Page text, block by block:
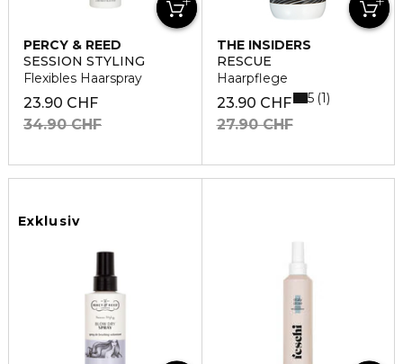
PERCY & REED
SESSION STYLING
Flexibles Haarspray
23.90 CHF
34.90 CHF
THE INSIDERS
RESCUE
Haarpflege
23.90 CHF
27.90 CHF
5 1
Exklusiv